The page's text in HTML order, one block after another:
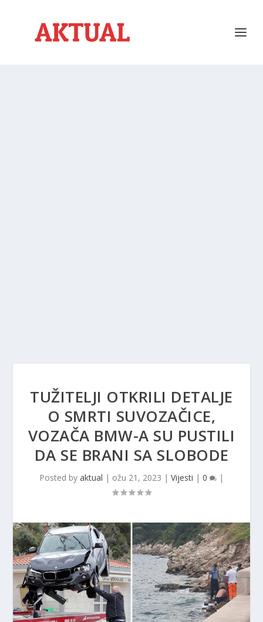
TUŽITELJI OTKRILI DETALJE
O SMRTI SUVOZAČICE,
VOZAČA BMW-A SU PUSTILI
DA SE BRANI SA SLOBODE
Posted by aktual | ožu 21, 2023 | Vijesti | 0 |